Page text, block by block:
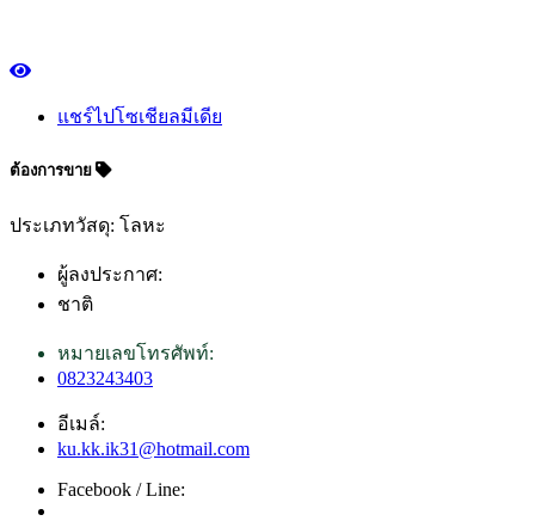
แชร์ไปโซเชียลมีเดีย
ต้องการขาย
ประเภทวัสดุ: โลหะ
ผู้ลงประกาศ:
ชาติ
หมายเลขโทรศัพท์:
0823243403
อีเมล์:
ku.kk.ik31@hotmail.com
Facebook / Line: